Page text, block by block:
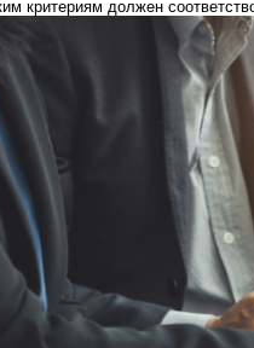
критериям должен